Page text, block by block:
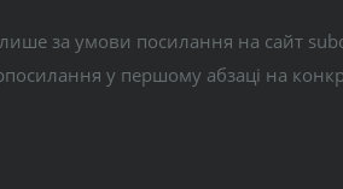
за умови посилання на сайт
у першому абзаці на